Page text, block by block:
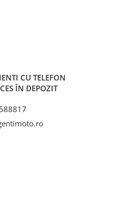
CU TELEFON
ÎN DEPOZIT